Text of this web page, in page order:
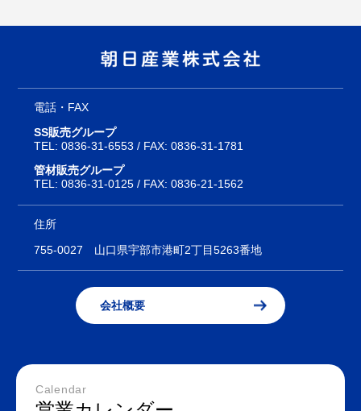
電話・FAX
SS販売グループ
TEL:0836-31-6553 / FAX: 0836-31-1781
管材販売グループ
TEL:0836-31-0125 / FAX: 0836-21-1562
住所
755-0027 山口県宇部市港町2丁目5263番地
会社概要
Calendar